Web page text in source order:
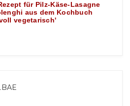
für Pilz-Käse-Lasagne
aus dem Kochbuch
vegetarisch'